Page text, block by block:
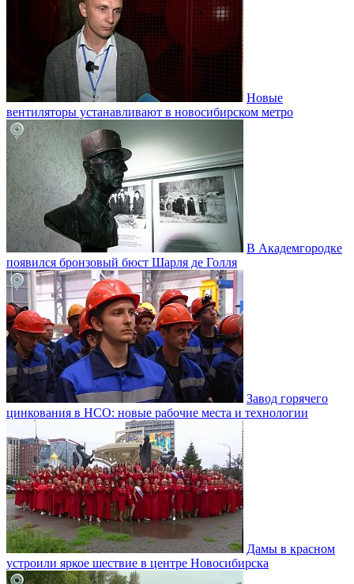
Новые
вентиляторы устанавливают в новосибирском метро
В Академгородке
появился бронзовый бюст Шарля де Голля
Завод горячего
цинкования в НСО: новые рабочие места и технологии
Дамы в красном
устроили яркое шествие в центре Новосибирска